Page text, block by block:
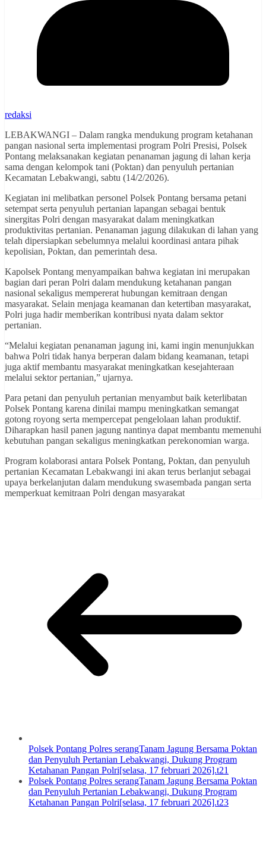
redaksi
LEBAKWANGI – Dalam rangka mendukung program ketahanan
pangan nasional serta implementasi program Polri Presisi, Polsek
Pontang melaksanakan kegiatan penanaman jagung di lahan kerja
sama dengan kelompok tani (Poktan) dan penyuluh pertanian
Kecamatan Lebakwangi, sabtu (14/2/2026).
Kegiatan ini melibatkan personel Polsek Pontang bersama petani
setempat serta penyuluh pertanian lapangan sebagai bentuk
sinergitas Polri dengan masyarakat dalam meningkatkan
produktivitas pertanian. Penanaman jagung dilakukan di lahan yang
telah dipersiapkan sebelumnya melalui koordinasi antara pihak
kepolisian, Poktan, dan pemerintah desa.
Kapolsek Pontang menyampaikan bahwa kegiatan ini merupakan
bagian dari peran Polri dalam mendukung ketahanan pangan
nasional sekaligus mempererat hubungan kemitraan dengan
masyarakat. Selain menjaga keamanan dan ketertiban masyarakat,
Polri juga hadir memberikan kontribusi nyata dalam sektor
pertanian.
“Melalui kegiatan penanaman jagung ini, kami ingin menunjukkan
bahwa Polri tidak hanya berperan dalam bidang keamanan, tetapi
juga aktif membantu masyarakat meningkatkan kesejahteraan
melalui sektor pertanian,” ujarnya.
Para petani dan penyuluh pertanian menyambut baik keterlibatan
Polsek Pontang karena dinilai mampu meningkatkan semangat
gotong royong serta mempercepat pengelolaan lahan produktif.
Diharapkan hasil panen jagung nantinya dapat membantu memenuhi
kebutuhan pangan sekaligus meningkatkan perekonomian warga.
Program kolaborasi antara Polsek Pontang, Poktan, dan penyuluh
pertanian Kecamatan Lebakwangi ini akan terus berlanjut sebagai
upaya berkelanjutan dalam mendukung swasembada pangan serta
memperkuat kemitraan Polri dengan masyarakat
Polsek Pontang Polres serangTanam Jagung Bersama Poktan
dan Penyuluh Pertanian Lebakwangi, Dukung Program
Ketahanan Pangan Polri[selasa, 17 februari 2026].t21
Polsek Pontang Polres serangTanam Jagung Bersama Poktan
dan Penyuluh Pertanian Lebakwangi, Dukung Program
Ketahanan Pangan Polri[selasa, 17 februari 2026].t23